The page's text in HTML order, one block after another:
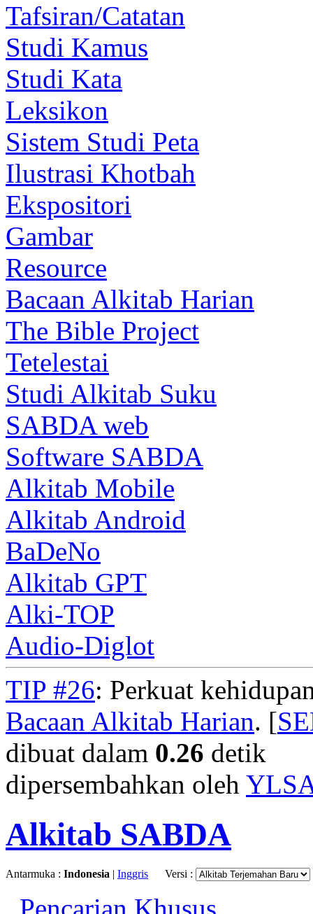
Tafsiran/Catatan
Studi Kamus
Studi Kata
Leksikon
Sistem Studi Peta
Ilustrasi Khotbah
Ekspositori
Gambar
Resource
Bacaan Alkitab Harian
The Bible Project
Tetelestai
Studi Alkitab Suku
SABDA web
Software SABDA
Alkitab Mobile
Alkitab Android
BaDeNo
Alkitab GPT
Alki-TOP
Audio-Diglot
TIP #26: Perkuat
Bacaan Alkitab Harian. [
dibuat dalam 0.26 detik
dipersembahkan oleh
Alkitab SABDA
Antarmuka : Indonesia | Inggris Versi :